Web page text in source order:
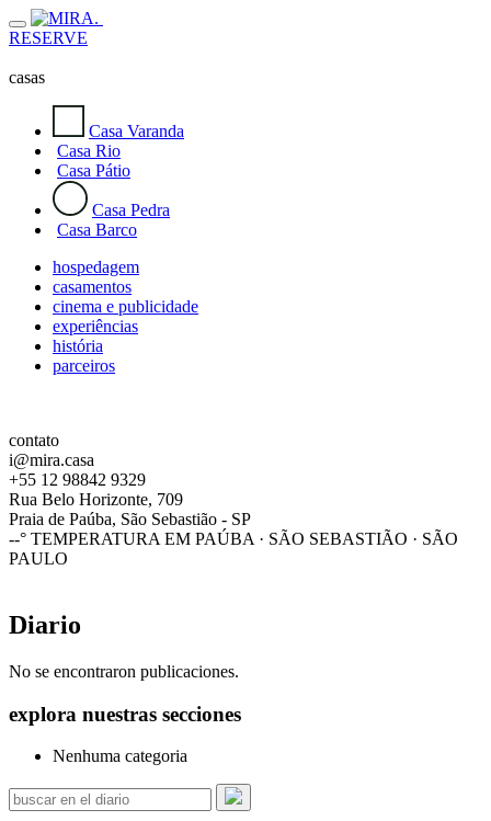
RESERVE
casas
Casa Varanda
Casa Rio
Casa Pátio
Casa Pedra
Casa Barco
hospedagem
casamentos
cinema e publicidade
experiências
história
parceiros
contato
i@mira.casa
+55 12 98842 9329
Rua Belo Horizonte, 709
Praia de Paúba, São Sebastião - SP
--° TEMPERATURA EM PAÚBA · SÃO SEBASTIÃO · SÃO
PAULO
Diario
No se encontraron publicaciones.
explora nuestras secciones
Nenhuma categoria